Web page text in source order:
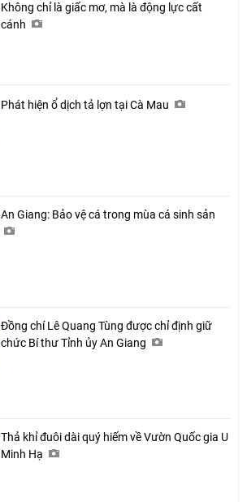
Không chỉ là giấc mơ, mà là động lực cất
cánh
Phát hiện ổ dịch tả lợn tại Cà Mau
An Giang: Bảo vệ cá trong mùa cá sinh sản
Đồng chí Lê Quang Tùng được chỉ định giữ
chức Bí thư Tỉnh ủy An Giang
Thả khỉ đuôi dài quý hiếm về Vườn Quốc gia U
Minh Hạ